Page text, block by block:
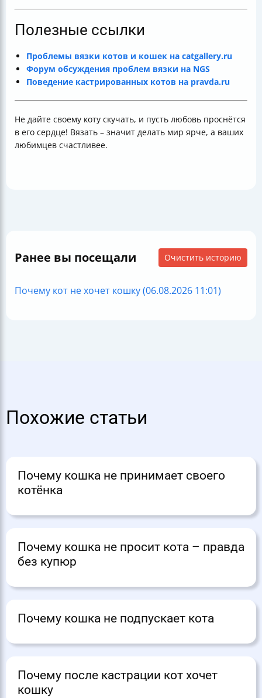
Полезные ссылки
Проблемы вязки котов и кошек на catgallery.ru
Форум обсуждения проблем вязки на NGS
Поведение кастрированных котов на pravda.ru
Не дайте своему коту скучать, и пусть любовь проснётся
в его сердце! Вязать – значит делать мир ярче, а ваших
любимцев счастливее.
Ранее вы посещали Очистить историю
Почему кот не хочет кошку (06.08.2026 11:01)
Похожие статьи
Почему кошка не принимает своего
котёнка
Почему кошка не просит кота – правда
без купюр
Почему кошка не подпускает кота
Почему после кастрации кот хочет
кошку